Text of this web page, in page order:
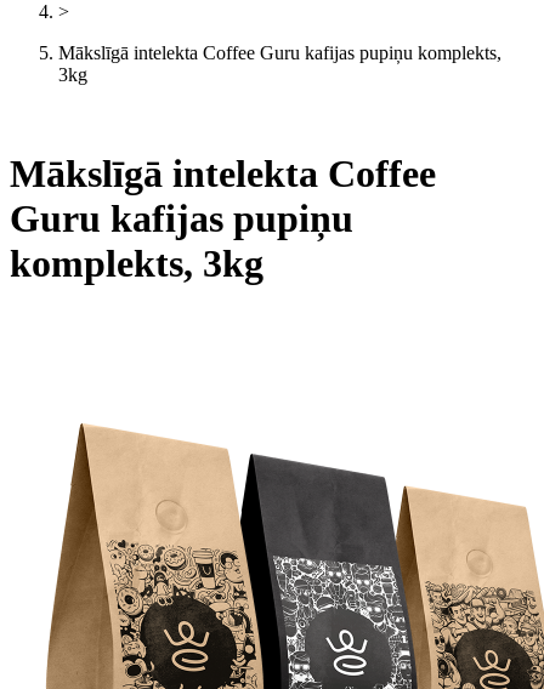
>
Mākslīgā intelekta Coffee Guru kafijas pupiņu komplekts,
3kg
Mākslīgā intelekta Coffee
Guru kafijas pupiņu
komplekts, 3kg